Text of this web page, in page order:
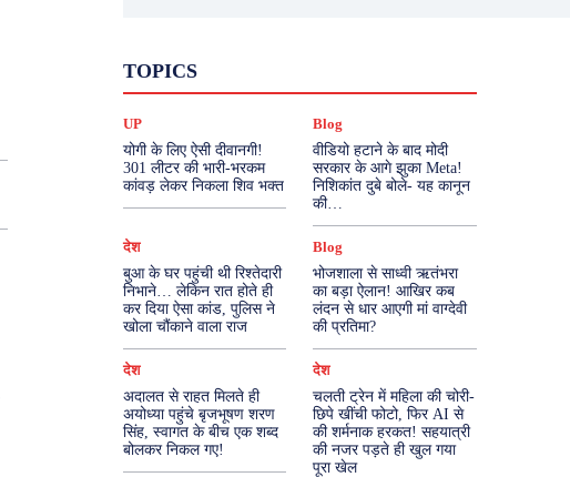
TOPICS
दुनिया
मनोरंजन
राजनीति वास्तु शास्त्र
More
UP
योगी के लिए ऐसी दीवानगी!
301 लीटर की भारी-भरकम
कांवड़ लेकर निकला शिव भक्त
Blog
वीडियो हटाने के बाद मोदी
सरकार के आगे झुका Meta!
निशिकांत दुबे बोले- यह कानून
की…
देश
बुआ के घर पहुंची थी रिश्तेदारी
निभाने… लेकिन रात होते ही
कर दिया ऐसा कांड, पुलिस ने
खोला चौंकाने वाला राज
Blog
भोजशाला से साध्वी ऋतंभरा
का बड़ा ऐलान! आखिर कब
लंदन से धार आएगी मां वाग्देवी
की प्रतिमा?
देश
अदालत से राहत मिलते ही
अयोध्या पहुंचे बृजभूषण शरण
सिंह, स्वागत के बीच एक शब्द
बोलकर निकल गए!
देश
चलती ट्रेन में महिला की चोरी-
छिपे खींची फोटो, फिर AI से
की शर्मनाक हरकत! सहयात्री
की नजर पड़ते ही खुल गया
पूरा खेल